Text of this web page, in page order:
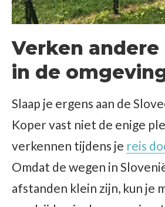
Verken
in de
Slaap je ergens aan de
Koper vast niet de enige
verkennen tijdens je reis
Omdat de wegen in
afstanden klein zijn, kun je